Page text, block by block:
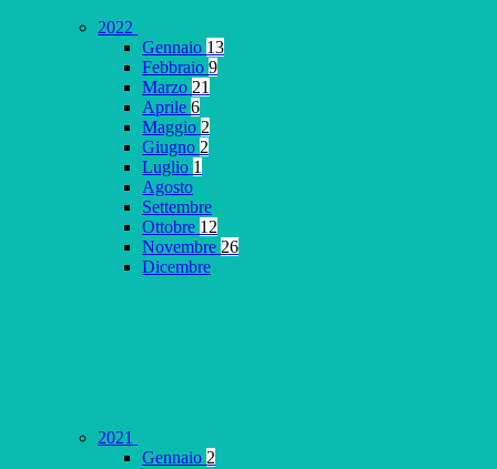
2022
Gennaio 13
Febbraio 9
Marzo 21
Aprile 6
Maggio 2
Giugno 2
Luglio 1
Agosto
Settembre
Ottobre 12
Novembre 26
Dicembre
2021
Gennaio 2